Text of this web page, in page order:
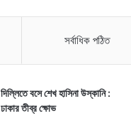
সর্বাধিক পঠিত
দিল্লিতে বসে শেখ হাসিনা উস্কানি :
ঢাকার তীব্র ক্ষোভ